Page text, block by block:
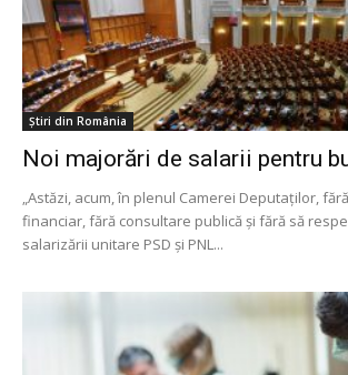
Știri din România
Noi majorări de salarii pentru
„Astăzi, acum, în plenul Camerei Deputaților,
financiar, fără consultare publică și fără să
salarizării unitare PSD și PNL...